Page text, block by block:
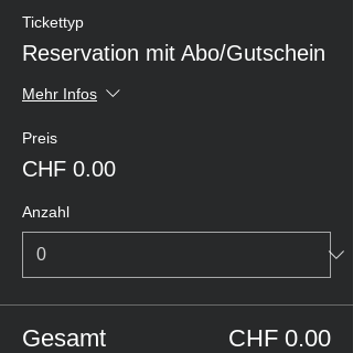
Tickettyp
Reservation mit Abo/Gutschein
Mehr Infos
Preis
CHF 0.00
Anzahl
Gesamt CHF 0.00